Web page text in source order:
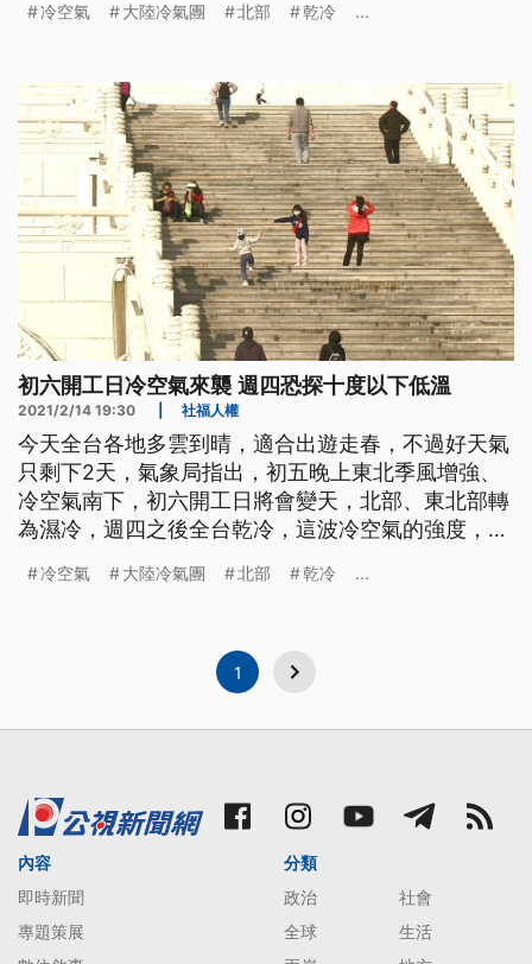
入第五天，大年初三北部、東部地區有短暫陣雨，但
會到中正紀念堂賞櫻；中南部更是天氣穩定，民眾闔
家出遊，苗栗採草莓與賞櫻的人潮
冷空氣 大陸冷氣團 北部 乾冷 ...
初六開工日冷空氣來襲 週四恐探十度以下低溫
2021/2/14 19:30 社福人權
今天全台各地多雲到晴，適合出遊走春，不過好天氣
只剩下2天，氣象局指出，初五晚上東北季風增強、
冷空氣南下，初六開工日將會變天，北部、東北部轉
為濕冷，週四之後全台乾冷，這波冷空氣的強度，直
入第五天，大年初三北部、東部地區有短暫陣雨，但
家出遊，苗栗採草莓與賞櫻的人潮
冷空氣 大陸冷氣團 北部 乾冷 ...
1
內容
即時新聞
專題策展
分類
政治
社會
全球
生活